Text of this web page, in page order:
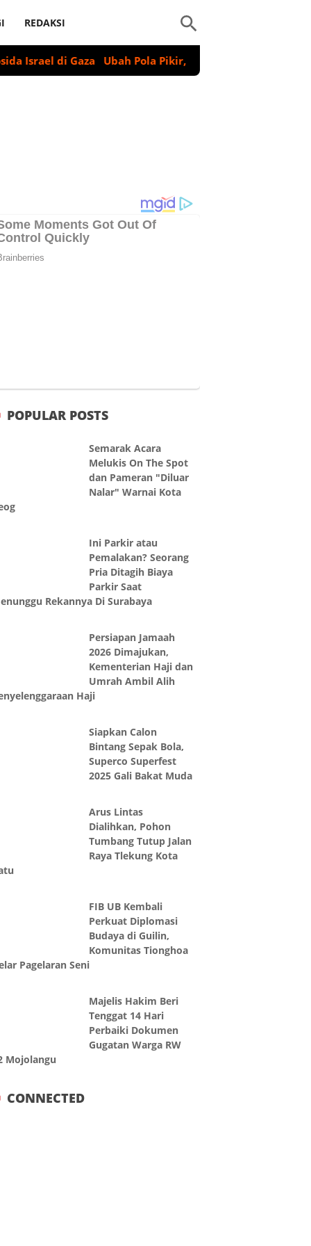
REDAKSI
di Gaza Ubah Pola Pikir, Ubah Nasib: Kunci Menuju
POPULAR POSTS
Semarak Acara
Melukis On The Spot
dan Pameran "Diluar
Nalar" Warnai Kota
Ini Parkir atau
Pemalakan? Seorang
Pria Ditagih Biaya
Parkir Saat
Rekannya Di Surabaya
Persiapan Jamaah
2026 Dimajukan,
Kementerian Haji dan
Umrah Ambil Alih
Haji
Siapkan Calon
Bintang Sepak Bola,
Superco Superfest
2025 Gali Bakat Muda
Arus Lintas
Dialihkan, Pohon
Tumbang Tutup Jalan
Raya Tlekung Kota
FIB UB Kembali
Perkuat Diplomasi
Budaya di Guilin,
Komunitas Tionghoa
Pagelaran Seni
Majelis Hakim Beri
Tenggat 14 Hari
Perbaiki Dokumen
Gugatan Warga RW
Mojolangu
CONNECTED